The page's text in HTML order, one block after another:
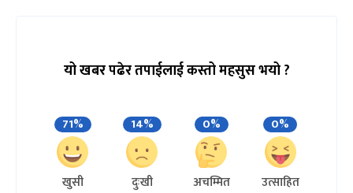
यो खबर पढेर तपाईलाई कस्तो महसुस भयो ?
71%
खुसी
14%
दुःखी
0%
अचम्मित
0%
उत्साहित